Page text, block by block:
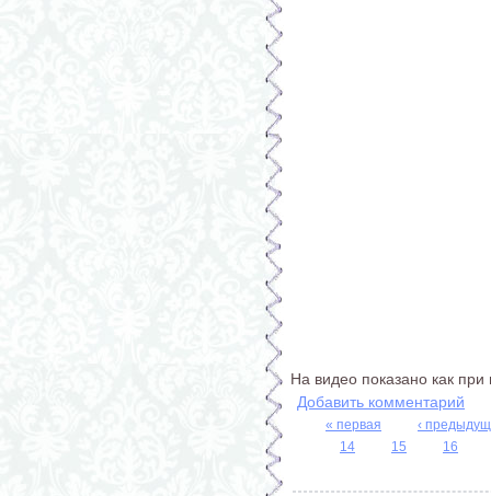
На видео показано как
Добавить комментарий
Страницы
« первая
‹
14
15 16